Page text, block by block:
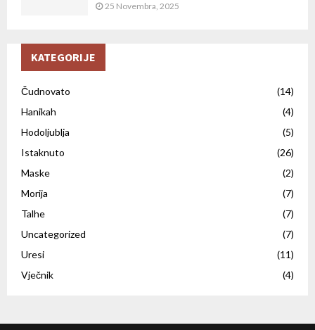
25 Novembra, 2025
KATEGORIJE
Čudnovato
(14)
Hanikah
(4)
Hodoljublja
(5)
Istaknuto
(26)
Maske
(2)
Morija
(7)
Talhe
(7)
Uncategorized
(7)
Uresi
(11)
Vječnik
(4)